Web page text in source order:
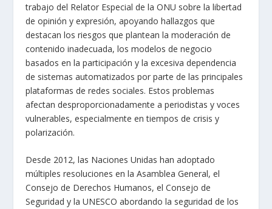
trabajo del Relator Especial de la ONU sobre la libertad
de opinión y expresión, apoyando hallazgos que
destacan los riesgos que plantean la moderación de
contenido inadecuada, los modelos de negocio
basados en la participación y la excesiva dependencia
de sistemas automatizados por parte de las principales
plataformas de redes sociales. Estos problemas
afectan desproporcionadamente a periodistas y voces
vulnerables, especialmente en tiempos de crisis y
polarización.
Desde 2012, las Naciones Unidas han adoptado
múltiples resoluciones en la Asamblea General, el
Consejo de Derechos Humanos, el Consejo de
Seguridad y la UNESCO abordando la seguridad de los